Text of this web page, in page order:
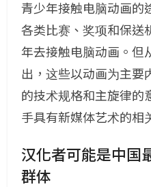
青少年接触电脑动画的
各类比赛、奖项和保送
年去接触电脑动画。但
出，这些以动画为主要
的技术规格和主旋律的
手具有新媒体艺术的相
汉化者可能是中国
群体